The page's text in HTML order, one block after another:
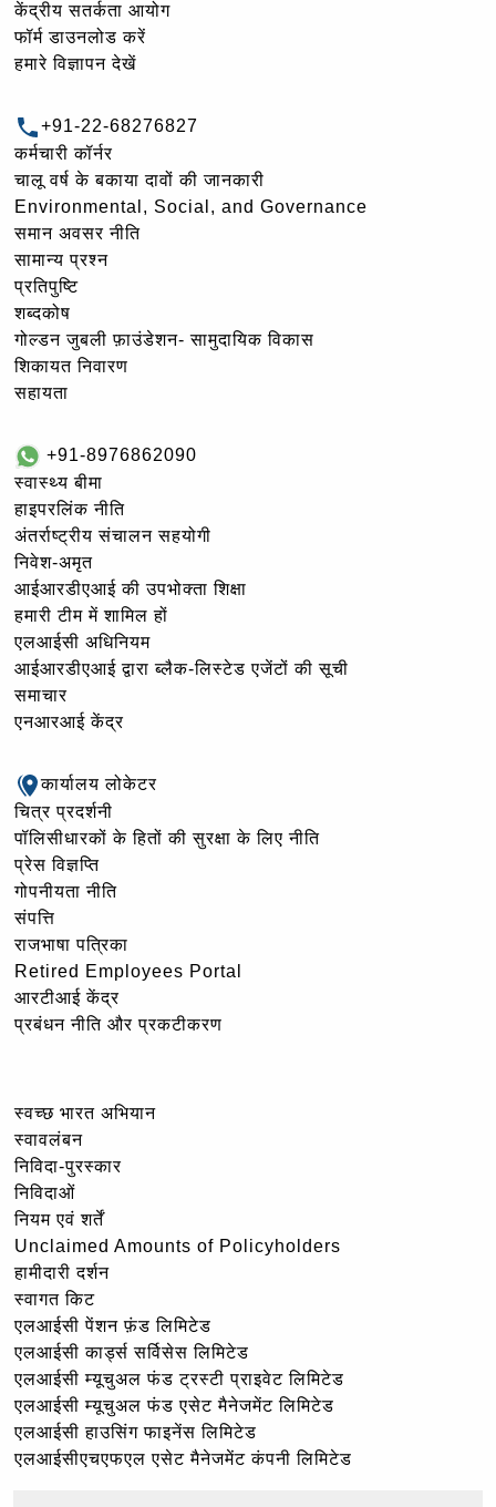
केंद्रीय सतर्कता आयोग
फॉर्म डाउनलोड करें
हमारे विज्ञापन देखें
+91-22-68276827
कर्मचारी कॉर्नर
चालू वर्ष के बकाया दावों की जानकारी
Environmental, Social, and Governance
समान अवसर नीति
सामान्य प्रश्न
प्रतिपुष्टि
शब्दकोष
गोल्‍डन जुबली फ़ाउंडेशन- सामुदायिक विकास
शिकायत निवारण
सहायता
+91-8976862090
स्वास्थ्य बीमा
हाइपरलिंक नीति
अंतर्राष्ट्रीय संचालन सहयोगी
निवेश-अमृत
आईआरडीएआई की उपभोक्ता शिक्षा
हमारी टीम में शामिल हों
एलआईसी अधिनियम
आईआरडीएआई द्वारा ब्लैक-लिस्टेड एजेंटों की सूची
समाचार
एनआरआई केंद्र
कार्यालय लोकेटर
चित्र प्रदर्शनी
पॉलिसीधारकों के हितों की सुरक्षा के लिए नीति
प्रेस विज्ञप्ति
गोपनीयता नीति
संपत्ति
राजभाषा पत्रिका
Retired Employees Portal
आरटीआई केंद्र
प्रबंधन नीति और प्रकटीकरण
स्वच्छ भारत अभियान
स्वावलंबन
निविदा-पुरस्कार
निविदाओं
नियम एवं शर्तें
Unclaimed Amounts of Policyholders
हामीदारी दर्शन
स्वागत किट
एलआईसी पेंशन फ़ंड लिमिटेड
एलआईसी कार्ड्स सर्विसेस लिमिटेड
एलआईसी म्यूचुअल फंड ट्रस्टी प्राइवेट लिमिटेड
एलआईसी म्यूचुअल फंड एसेट मैनेजमेंट लिमिटेड
एलआईसी हाउसिंग फाइनेंस लिमिटेड
एलआईसीएचएफएल एसेट मैनेजमेंट कंपनी लिमिटेड